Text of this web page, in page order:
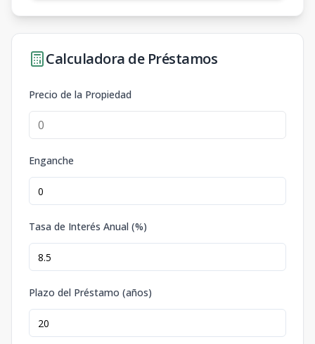
Calculadora de Préstamos
Precio de la Propiedad
Enganche
Tasa de Interés Anual (%)
Plazo del Préstamo (años)